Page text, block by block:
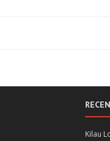
Kilau